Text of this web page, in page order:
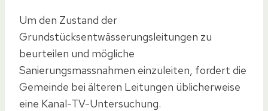
Um den Zustand der
Grundstücksentwässerungsleitungen zu
beurteilen und mögliche
Sanierungsmassnahmen einzuleiten, fordert die
Gemeinde bei älteren Leitungen üblicherweise
eine Kanal-TV-Untersuchung.